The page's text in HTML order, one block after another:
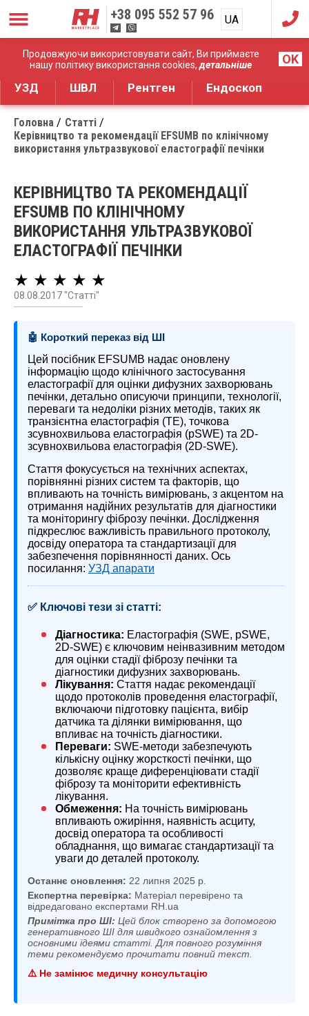
Продовжуючи використовувати сайт, Ви приймаєте
нашу політику використання cookies,детальніше OK
+38 095 552 57 96 UA
RU
Дистрибуція медичного обладнання
УЗД ШВЛ Рентген Ендоскоп
Головна
Статті
Керівництво та рекомендації EFSUMB по клінічному
використання ультразвукової еластографії печінки
КЕРІВНИЦТВО ТА РЕКОМЕНДАЦІЇ
EFSUMB ПО КЛІНІЧНОМУ
ВИКОРИСТАННЯ УЛЬТРАЗВУКОВОЇ
ЕЛАСТОГРАФІЇ ПЕЧІНКИ
★ ★ ★ ★ ★
08.08.2017 "Статті"
🤖 Короткий переказ від ШІ
Цей посібник EFSUMB надає оновлену
інформацію щодо клінічного застосування
еластографії для оцінки дифузних захворювань
печінки, детально описуючи принципи, технології,
переваги та недоліки різних методів, таких як
транзієнтна еластографія (TE), точкова
зсувнохвильова еластографія (pSWE) та 2D-
зсувнохвильова еластографія (2D-SWE).
Стаття фокусується на технічних аспектах,
порівнянні різних систем та факторів, що
впливають на точність вимірювань, з акцентом на
отримання надійних результатів для діагностики
та моніторингу фіброзу печінки. Дослідження
підкреслює важливість правильного протоколу,
досвіду оператора та стандартизації для
забезпечення порівнянності даних. Ось
посилання: УЗД апарати
✅ Ключові тези зі статті:
Діагностика: Еластографія (SWE, pSWE,
2D-SWE) є ключовим неінвазивним методом
для оцінки стадії фіброзу печінки та
діагностики дифузних захворювань.
Лікування: Стаття надає рекомендації
щодо протоколів проведення еластографії,
включаючи підготовку пацієнта, вибір
датчика та ділянки вимірювання, що
впливає на точність діагностики.
Переваги: SWE-методи забезпечують
кількісну оцінку жорсткості печінки, що
дозволяє краще диференціювати стадії
фіброзу та моніторити ефективність
лікування.
Обмеження: На точність вимірювань
впливають ожиріння, наявність асциту,
досвід оператора та особливості
обладнання, що вимагає стандартизації та
уваги до деталей протоколу.
Останнє оновлення: 22 липня 2025 р.
Експертна перевірка: Матеріал перевірено та
відредаговано експертами RH.ua
Примітка про ШІ: Цей блок створено за допомогою
генеративного ШІ для швидкого ознайомлення з
основними ідеями статті. Для повного розуміння
теми рекомендуємо прочитати повний текст.
⚠️ Не замінює медичну консультацію